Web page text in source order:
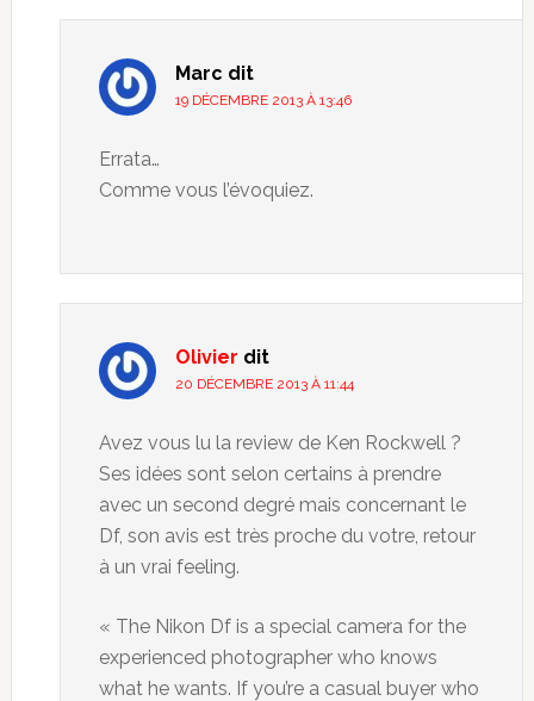
Marc dit
19 DÉCEMBRE 2013 À 13:46
Errata…
Comme vous l’évoquiez.
Olivier dit
20 DÉCEMBRE 2013 À 11:44
Avez vous lu la review de Ken Rockwell ?
Ses idées sont selon certains à prendre
avec un second degré mais concernant le
Df, son avis est très proche du votre, retour
à un vrai feeling.
« The Nikon Df is a special camera for the
experienced photographer who knows
what he wants. If you’re a casual buyer who